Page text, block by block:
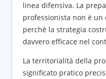
linea difensiva. La
professionista non è
perché la strategia
davvero efficace nel
La territorialità della
significato pratico